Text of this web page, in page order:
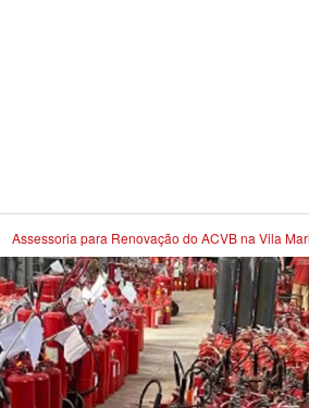
Assessoria para Renovação do ACVB na Vila